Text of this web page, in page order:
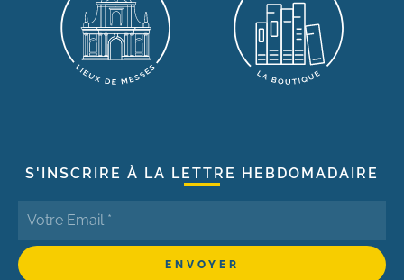
S'INSCRIRE À LA LETTRE HEBDOMADAIRE